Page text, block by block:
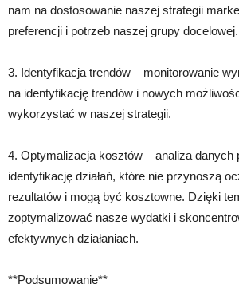
nam na dostosowanie naszej strategii
preferencji i potrzeb naszej grupy docelowej.
3. Identyfikacja trendów – monitorowanie
na identyfikację trendów i nowych
wykorzystać w naszej strategii.
4. Optymalizacja kosztów – analiza danych
identyfikację działań, które nie przynoszą
rezultatów i mogą być kosztowne. Dzięki
zoptymalizować nasze wydatki i
efektywnych działaniach.
**Podsumowanie**